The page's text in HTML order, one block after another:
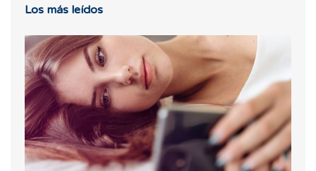
Los más leídos